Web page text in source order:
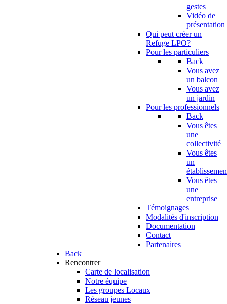
gestes
Vidéo de
présentation
Qui peut créer un
Refuge LPO?
Pour les particuliers
Back
Vous avez
un balcon
Vous avez
un jardin
Pour les professionnels
Back
Vous êtes
une
collectivité
Vous êtes
un
Vous êtes
une
entreprise
Témoignages
Modalités d'inscription
Documentation
Contact
Partenaires
Back
Rencontrer
Carte de localisation
Notre équipe
Les groupes Locaux
Réseau jeunes